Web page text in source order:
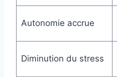
Autonomie accrue
Diminution du stress